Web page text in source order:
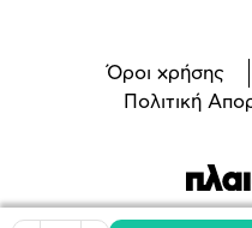
Όροι χρήσης
Πολιτική